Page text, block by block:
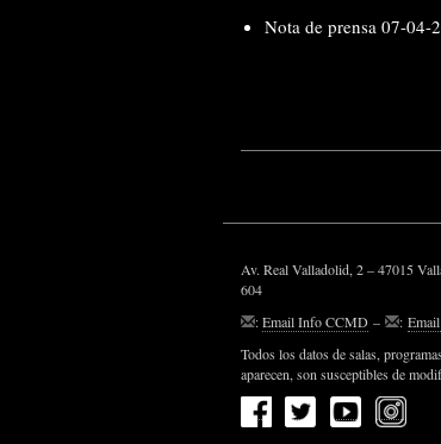
Nota de prensa 07-04-
Av. Real Valladolid, 2 – 47015
604
:Email Info CCMD – :
Todos los datos de salas,
aparecen, son susceptibles de